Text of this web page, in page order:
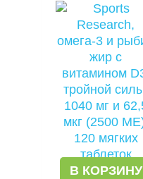
В КОРЗИНУ